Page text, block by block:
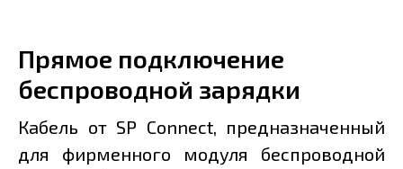
Прямое подключение
беспроводной зарядки
Кабель от SP Connect, предназначенный
для фирменного модуля беспроводной